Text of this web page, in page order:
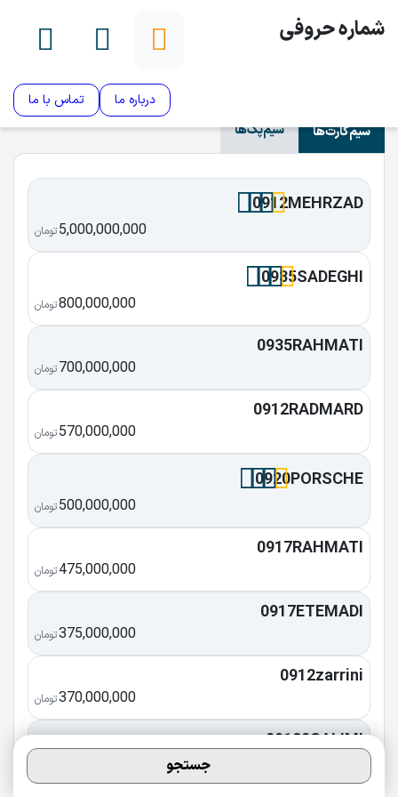
شماره حروفی
درباره ما
تماس با ما
سیم‌کارت‌ها
سیم‌پک‌ها
0912MEHRZAD
5,000,000,000تومان
0935SADEGHI
800,000,000تومان
0935RAHMATI
700,000,000تومان
0912RADMARD
570,000,000تومان
0920PORSCHE
500,000,000تومان
0917RAHMATI
475,000,000تومان
0917ETEMADI
375,000,000تومان
0912zarrini
370,000,000تومان
09120SALIMI
جستجو